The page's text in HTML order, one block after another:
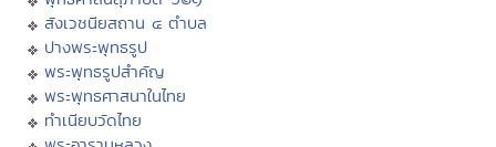
สังเวชนียสถาน ๔ ตำบล
ปางพระพุทธรูป
พระพุทธรูปสำคัญ
พระพุทธศาสนาในไทย
ทำเนียบวัดไทย